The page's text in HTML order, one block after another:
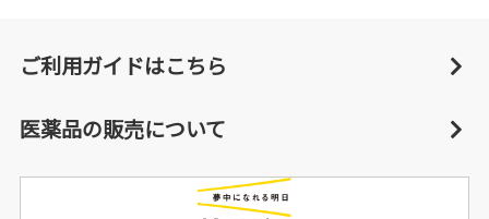
ご利用ガイドはこちら
医薬品の販売について